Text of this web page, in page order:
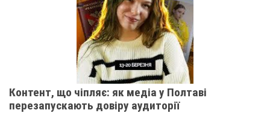
Контент, що чіпляє: як медіа у Полтаві
перезапускають довіру аудиторії